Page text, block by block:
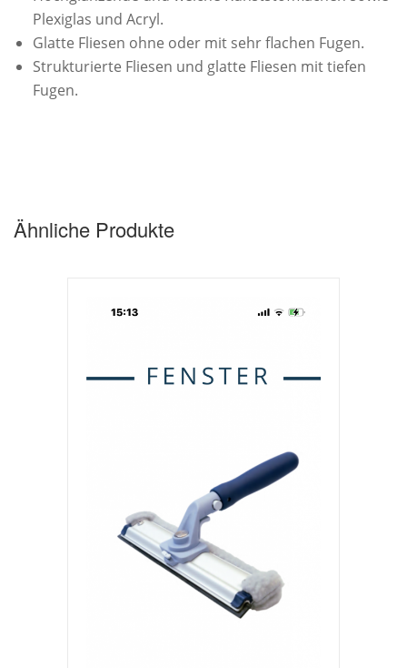
Plexiglas und Acryl.
Glatte Fliesen ohne oder mit sehr flachen Fugen.
Strukturierte Fliesen und glatte Fliesen mit tiefen
Fugen.
Ähnliche Produkte